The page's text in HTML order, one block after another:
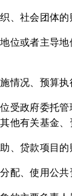
、社会团体的
位或者主导
情况、预算执
受政府委托
他有关基金、
、贷款项目的
配、使用公